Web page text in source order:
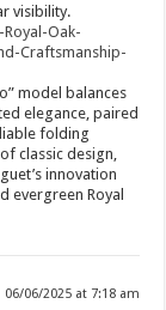
visibility.
Oak-
Craftsmanship-
model balances
elegance, paired
folding
classic design,
innovation
evergreen Royal
06/06/2025 at 7:18 am